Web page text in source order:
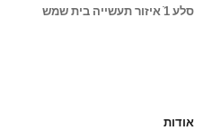
סלע 1ֿ איזור תעשייה בית שמש
אודות